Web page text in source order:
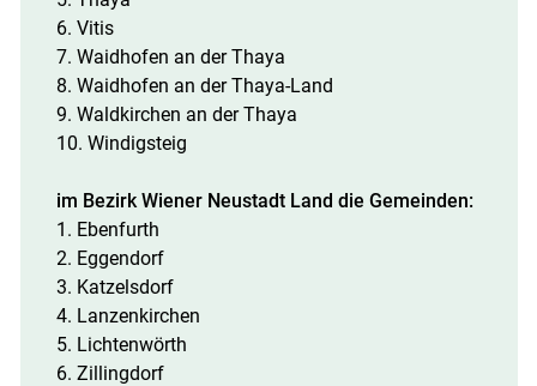
6. Vitis
7. Waidhofen an der Thaya
8. Waidhofen an der Thaya-Land
9. Waldkirchen an der Thaya
10. Windigsteig
im Bezirk Wiener Neustadt Land die Gemeinden:
1. Ebenfurth
2. Eggendorf
3. Katzelsdorf
4. Lanzenkirchen
5. Lichtenwörth
6. Zillingdorf